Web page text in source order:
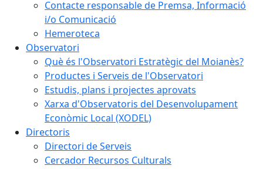
Contacte responsable de Premsa, Informació
i/o Comunicació
Hemeroteca
Observatori
Què és l'Observatori Estratègic del Moianès?
Productes i Serveis de l'Observatori
Estudis, plans i projectes aprovats
Xarxa d'Observatoris del Desenvolupament
Econòmic Local (XODEL)
Directoris
Directori de Serveis
Cercador Recursos Culturals